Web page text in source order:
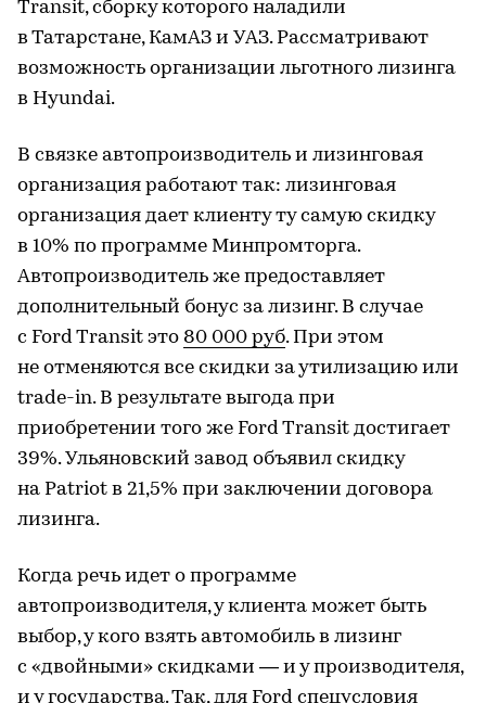
Transit, сборку которого наладили
в Татарстане, КамАЗ и УАЗ. Рассматривают
возможность организации льготного лизинга
в Hyundai.
В связке автопроизводитель и лизинговая
организация работают так: лизинговая
организация дает клиенту ту самую скидку
в 10% по программе Минпромторга.
Автопроизводитель же предоставляет
дополнительный бонус за лизинг. В случае
с Ford Transit это 80 000 руб. При этом
не отменяются все скидки за утилизацию или
trade-in. В результате выгода при
приобретении того же Ford Transit достигает
39%. Ульяновский завод объявил скидку
на Patriot в 21,5% при заключении договора
лизинга.
Когда речь идет о программе
автопроизводителя, у клиента может быть
выбор, у кого взять автомобиль в лизинг
с «двойными» скидками — и у производителя,
и у государства. Так, для Ford спецусловия